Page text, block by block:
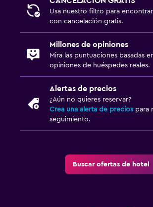
Usa nuestro filtro para
con cancelación gratis.
Millones de opiniones
Mira las puntuaciones basadas
opiniones de huéspedes reales.
Alertas de precios
¿Aún no quieres reservar?
Crea una alerta de precios para
seguimiento.
Buscar ofertas de hotel